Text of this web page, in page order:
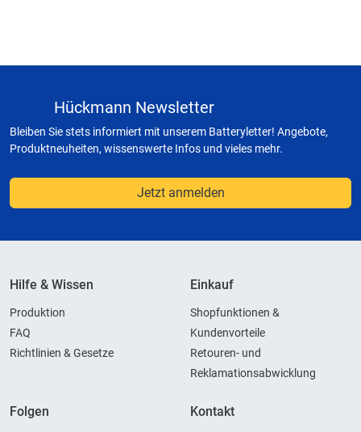
Hückmann Newsletter
Bleiben Sie stets informiert mit unserem Batteryletter! Angebote,
Produktneuheiten, wissenswerte Infos und vieles mehr.
Jetzt anmelden
Hilfe & Wissen
Produktion
FAQ
Richtlinien & Gesetze
Einkauf
Shopfunktionen &
Kundenvorteile
Retouren- und
Reklamationsabwicklung
Folgen Kontakt